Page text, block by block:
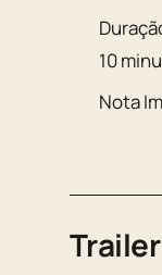
10
Nota
Trailer